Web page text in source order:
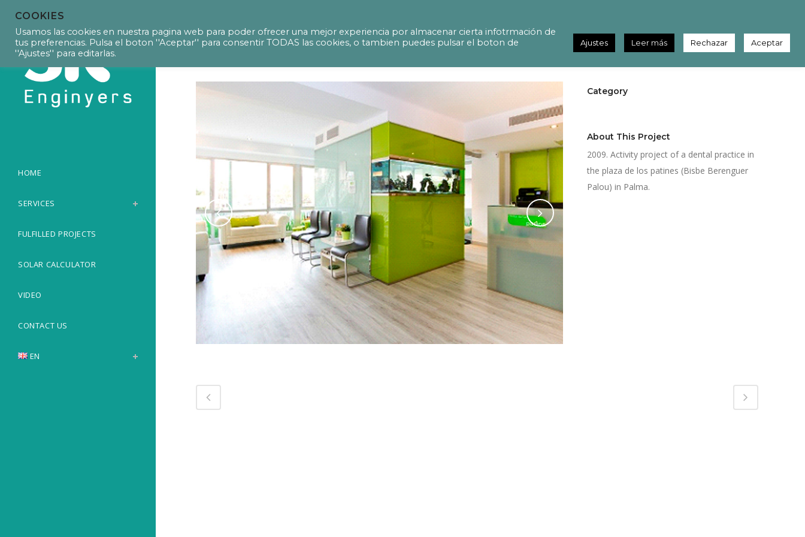
HOME
SERVICES
FULFILLED PROJECTS
SOLAR CALCULATOR
VIDEO
CONTACT US
EN
Category
About This Project
2009. Activity project of a dental practice in
the plaza de los patines (Bisbe Berenguer
Palou) in Palma.
COOKIES
Usamos las cookies en nuestra pagina web para poder ofrecer una mejor experiencia por almacenar cierta infotrmación de
tus preferencias. Pulsa el boton ''Aceptar'' para consentir TODAS las cookies, o tambien puedes pulsar el boton de
''Ajustes'' para editarlas.
Ajustes Leer más Rechazar Aceptar